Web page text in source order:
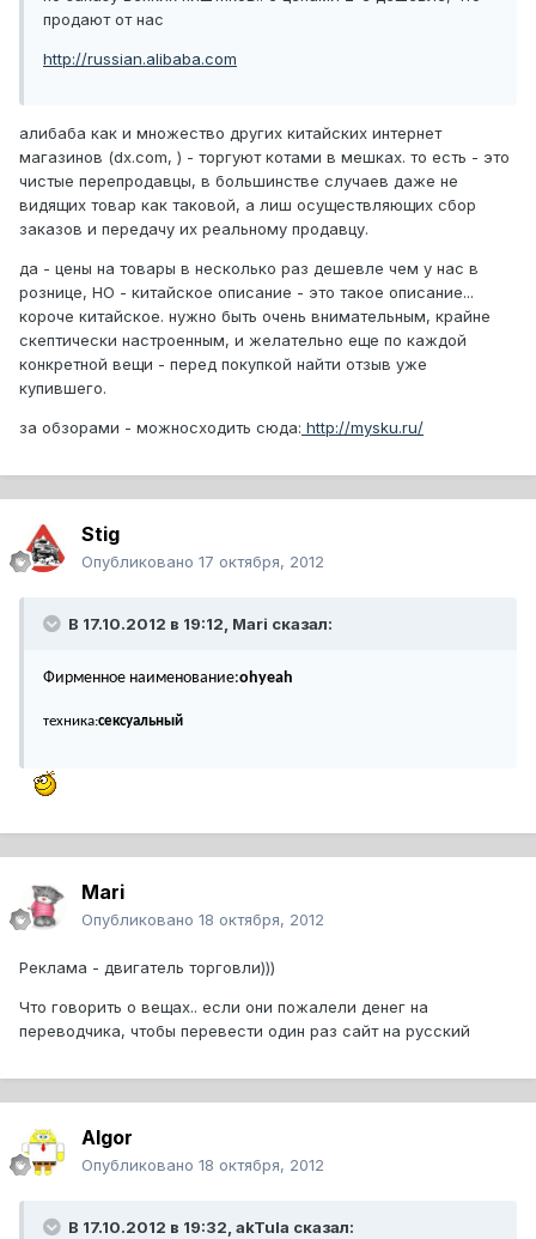
продают от нас
http://russian.alibaba.com
алибаба как и множество других китайских интернет
магазинов (dx.com, ) - торгуют котами в мешках. то есть - это
чистые перепродавцы, в большинстве случаев даже не
видящих товар как таковой, а лиш осуществляющих сбор
заказов и передачу их реальному продавцу.
да - цены на товары в несколько раз дешевле чем у нас в
рознице, НО - китайское описание - это такое описание...
короче китайское. нужно быть очень внимательным, крайне
скептически настроенным, и желательно еще по каждой
конкретной вещи - перед покупкой найти отзыв уже
купившего.
за обзорами - можносходить сюда: http://mysku.ru/
Stig
Опубликовано 17 октября, 2012
В 17.10.2012 в 19:12, Mari сказал:
Фирменное наименование:ohyeah
техника:сексуальный
Mari
Опубликовано 18 октября, 2012
Реклама - двигатель торговли)))
Что говорить о вещах.. если они пожалели денег на
переводчика, чтобы перевести один раз сайт на русский
Algor
Опубликовано 18 октября, 2012
В 17.10.2012 в 19:32, akTula сказал: